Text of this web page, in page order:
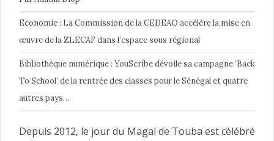
Economie : La Commission de la CEDEAO accélère la mise en
œuvre de la ZLECAF dans l’espace sous régional
Bibliothèque numérique : YouScribe dévoile sa campagne ‘Back
To School’ de la rentrée des classes pour le Sénégal et quatre
autres pays…
Depuis 2012, le jour du Magal de Touba est célébré